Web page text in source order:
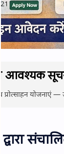
आवश्यक
योजनाएं —